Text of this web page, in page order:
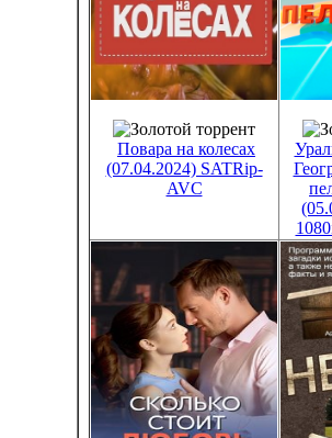
Повара на колесах
(07.04.2024) SATRip-
AVC